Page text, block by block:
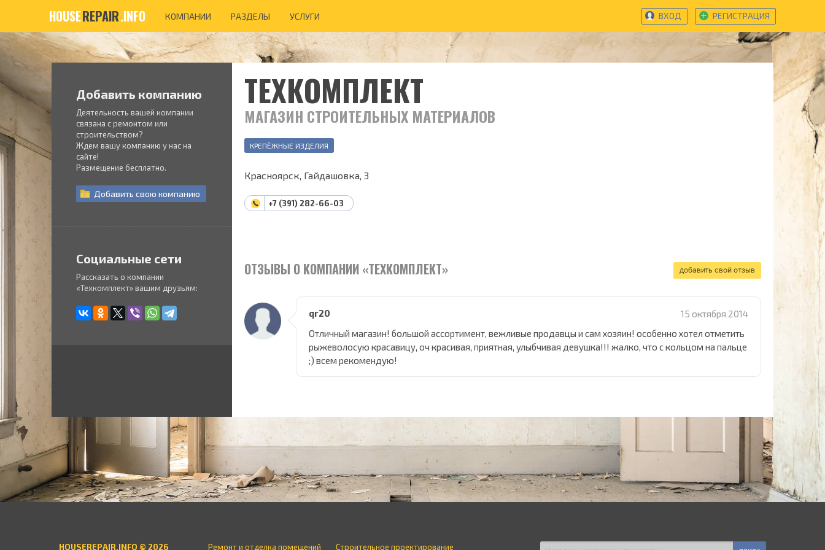
HOUSEREPAIR.INFO КОМПАНИИ РАЗДЕЛЫ УСЛУГИ ВХОД РЕГИСТРАЦИЯ
Добавить компанию
Деятельность вашей компании
связана с ремонтом или
строительством?
Ждем вашу компанию у нас на
сайте!
Размещение бесплатно.
Добавить свою компанию
Социальные сети
Рассказать о компании
«Техкомплект» вашим друзьям:
ТЕХКОМПЛЕКТ
МАГАЗИН СТРОИТЕЛЬНЫХ МАТЕРИАЛОВ
КРЕПЁЖНЫЕ ИЗДЕЛИЯ
Красноярск, Гайдашовка, 3
+7 (391) 282-66-03
ОТЗЫВЫ О КОМПАНИИ «ТЕХКОМПЛЕКТ» добавить свой отзыв
qr20
15 октября 2014
Отличный магазин! большой ассортимент, вежливые продавцы и сам хозяин! особенно хотел отметить
рыжеволосую красавицу, оч красивая, приятная, улыбчивая девушка!!! жалко, что с кольцом на пальце
;) всем рекомендую!
HOUSEREPAIR.INFO © 2026 Ремонт и отделка помещений Строительное проектирование